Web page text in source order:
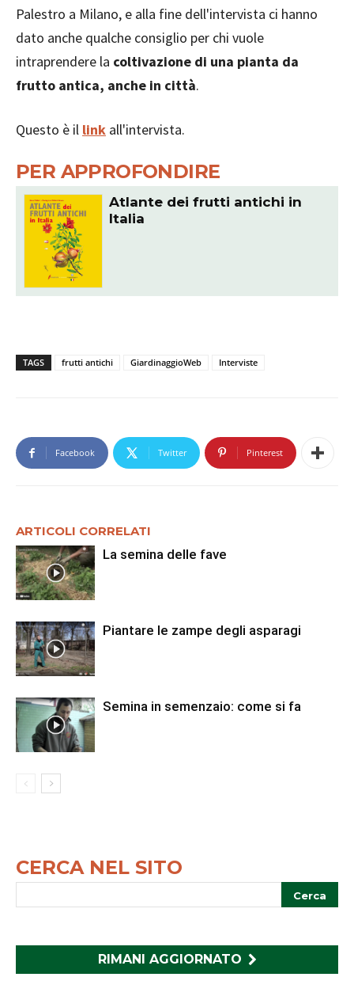
Palestro a Milano, e alla fine dell'intervista ci hanno
dato anche qualche consiglio per chi vuole
intraprendere la coltivazione di una pianta da
frutto antica, anche in città.
Questo è il link all'intervista.
PER APPROFONDIRE
Atlante dei frutti antichi in
Italia
TAGS frutti antichi GiardinaggioWeb Interviste
Facebook Twitter Pinterest
ARTICOLI CORRELATI
La semina delle fave
Piantare le zampe degli asparagi
Semina in semenzaio: come si fa
CERCA NEL SITO
RIMANI AGGIORNATO